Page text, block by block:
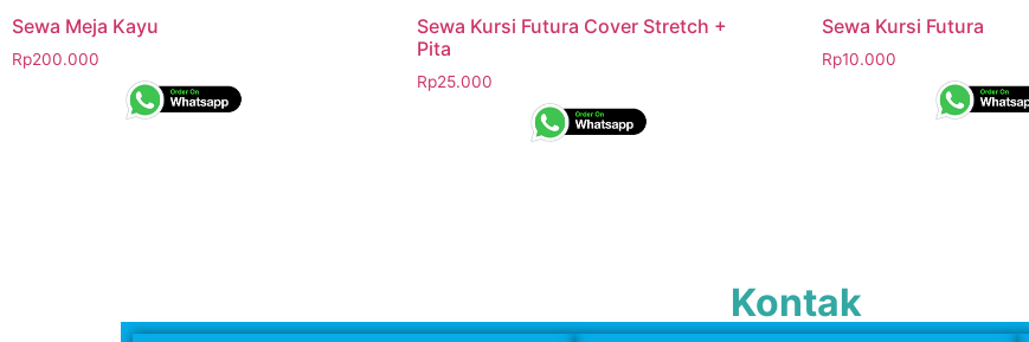
Sewa Meja Kayu
Rp200.000
Sewa Kursi Futura Cover Stretch +
Pita
Rp25.000
Sewa Kursi Futura
Rp10.000
Kontak